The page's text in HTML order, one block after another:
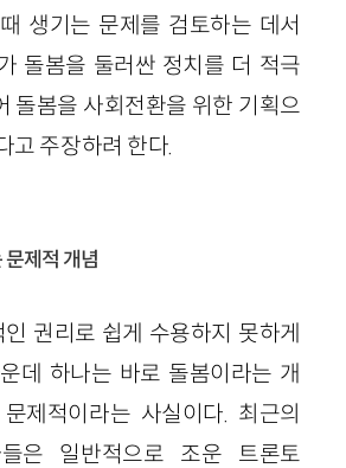
생기는 문제를 검토하는 데서
돌봄을 둘러싼 정치를 더 적극
돌봄을 사회전환을 위한 기획으
고 주장하려 한다.
제적 개념
권리로 쉽게 수용하지 못하게
데 하나는 바로 돌봄이라는 개
제적이라는 사실이다. 최근의
은 일반적으로 조운 트론토